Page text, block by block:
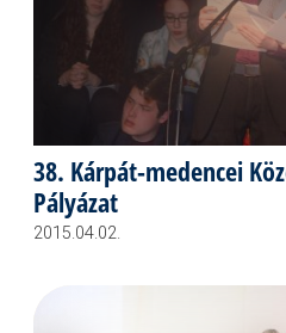
38. Kárpát-medencei
Pályázat
2015.04.02.